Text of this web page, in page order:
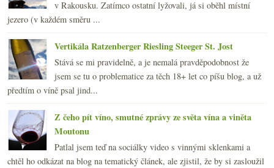
v Rakousku. Zatímco ostatní lyžovali, já si oběhl místní
jezero (v každém směru ...
Vertikála Ratzenberger Riesling Steeger St. Jost
Stává se mi pravidelně, a je nemalá pravděpodobnost že
jsem se tu o problematice za těch 18+ let co píšu blog, a už
předtím o víně psal jind...
Z čeho pít víno, smutné zprávy ze světa vína a viněta
Moutonu
Patlal jsem teď na sociálky video s vinnými sklenkami a
chtěl ho odkázat na blog na tematický článek, ale zjistil, že by si zasloužil